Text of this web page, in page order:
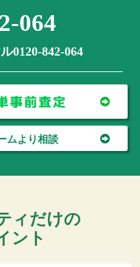
064
0120-842-064
ムより相談
ィだけの
ント